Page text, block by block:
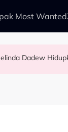
Most Wanted
Syafiq
Dadew
Mansur Sebab
Kerana